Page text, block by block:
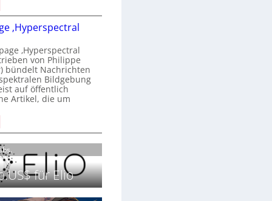
‚Hyperspectral
‚Hyperspectral
von Philippe
bündelt Nachrichten
Bildgebung
auf öffentlich
Artikel, die um
für Elio